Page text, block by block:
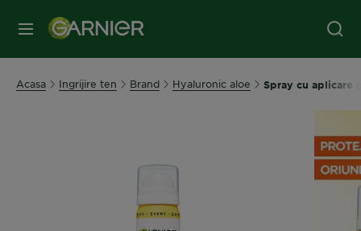
MENIU
Acasa Ingrijire ten Brand Hyaluronic aloe Spray cu aplicare